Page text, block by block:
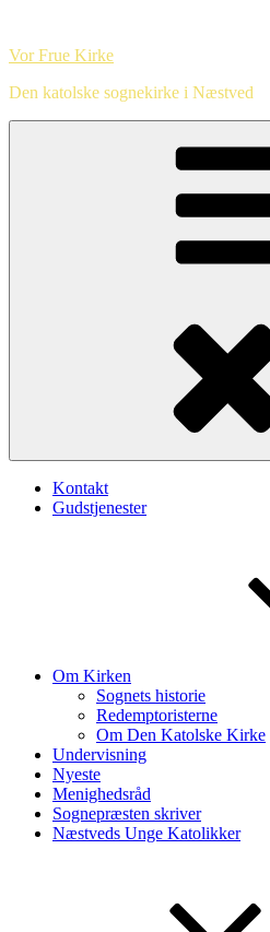
indhold
Vor Frue Kirke
Den katolske sognekirke i Næstved
Kontakt
Gudstjenester
Om Kirken
Sognets historie
Redemptoristerne
Om Den Katolske Kirke
Undervisning
Nyeste
Menighedsråd
Sognepræsten skriver
Næstveds Unge Katolikker